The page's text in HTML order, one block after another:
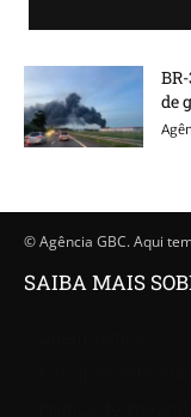
de
© Agência GBC. Aqui
SAIBA MAIS